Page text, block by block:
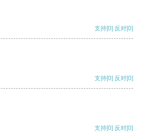
支持[0] 反对[0]
支持[0] 反对[0]
支持[0] 反对[0]